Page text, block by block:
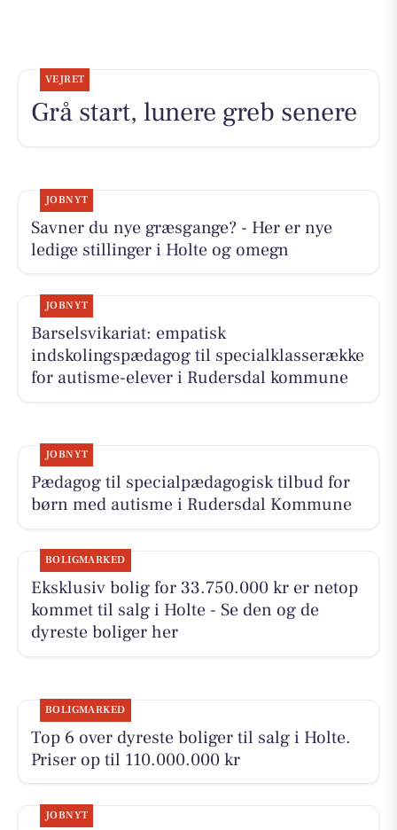
VEJRET
Grå start, lunere greb senere
JOBNYT
Savner du nye græsgange? - Her er nye
ledige stillinger i Holte og omegn
JOBNYT
Barselsvikariat: empatisk
indskolingspædagog til specialklasserække
for autisme-elever i Rudersdal kommune
JOBNYT
Pædagog til specialpædagogisk tilbud for
børn med autisme i Rudersdal Kommune
BOLIGMARKED
Eksklusiv bolig for 33.750.000 kr er netop
kommet til salg i Holte - Se den og de
dyreste boliger her
BOLIGMARKED
Top 6 over dyreste boliger til salg i Holte.
Priser op til 110.000.000 kr
JOBNYT